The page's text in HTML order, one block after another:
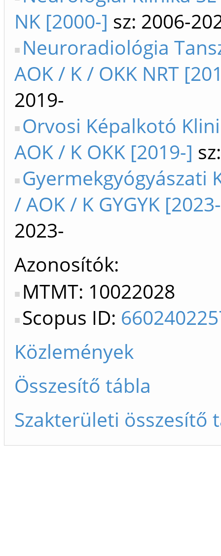
NK [2000-] sz: 2006-
Neuroradiológia
AOK / K / OKK NRT
2019-
Orvosi Képalkotó
AOK / K OKK [2019-]
Gyermekgyógyászati
/ AOK / K GYGYK
2023-
Azonosítók
MTMT: 10022028
Scopus ID:
Közlemények
Összesítő tábla
Szakterületi összesítő